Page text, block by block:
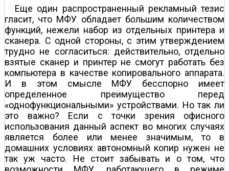
Еще один распространенный рекламный тезис
гласит, что МФУ обладает большим количеством
функций, нежели набор из отдельных принтера и
сканера. С одной стороны, с этим утверждением
трудно не согласиться: действительно, отдельно
взятые сканер и принтер не смогут работать без
компьютера в качестве копировального аппарата.
И в этом смысле МФУ бесспорно имеет
определенное преимущество перед
«однофункциональными» устройствами. Но так ли
это важно? Если с точки зрения офисного
использования данный аспект во многих случаях
является более или менее значимым, то в
домашних условиях автономный копир нужен не
так уж часто. Не стоит забывать и о том, что